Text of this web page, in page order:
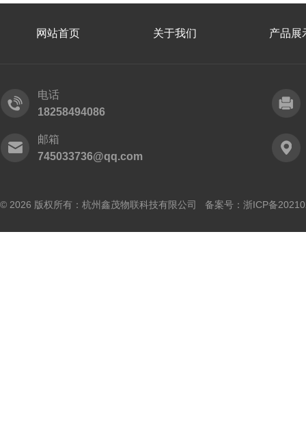
网站首页 关于我们 产品展
电话
18258494086
邮箱
745033736@qq.com
© 2026 版权所有：杭州鑫茂物联科技有限公司 备案号： 浙ICP备